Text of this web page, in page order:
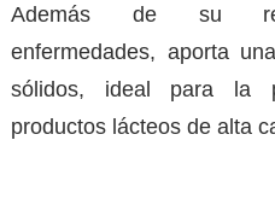
Además de su
enfermedades, aporta
sólidos, ideal para la
productos lácteos de alta